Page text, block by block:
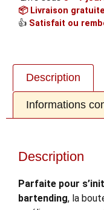
📦 Livraison gratuite
👍 Satisfait ou
Description
Informations
Description
Parfaite pour
bartending, la